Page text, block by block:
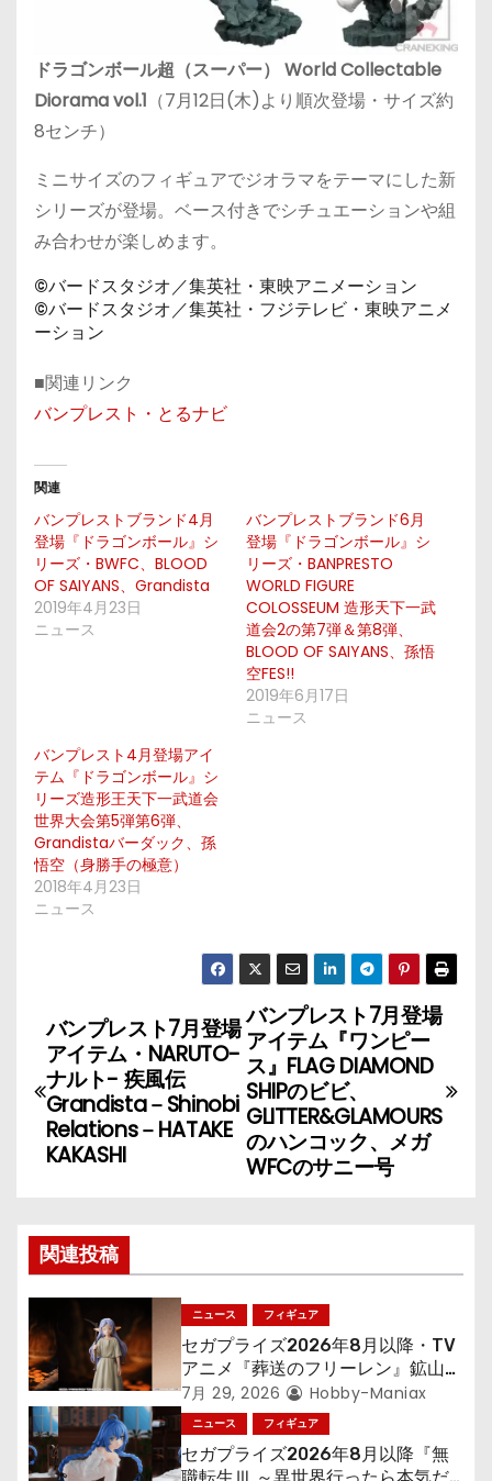
ドラゴンボール超（スーパー） World Collectable
Diorama vol.1 （7月12日(木)より順次登場・サイズ約
8センチ）
ミニサイズのフィギュアでジオラマをテーマにした新
シリーズが登場。ベース付きでシチュエーションや組
み合わせが楽しめます。
©バードスタジオ／集英社・東映アニメーション
©バードスタジオ／集英社・フジテレビ・東映アニメ
ーション
■関連リンク
バンプレスト・とるナビ
関連
バンプレストブランド4月
登場『ドラゴンボール』シ
リーズ・BWFC、BLOOD
OF SAIYANS、Grandista
2019年4月23日
ニュース
バンプレストブランド6月
登場『ドラゴンボール』シ
リーズ・BANPRESTO
WORLD FIGURE
COLOSSEUM 造形天下一武
道会2の第7弾＆第8弾、
BLOOD OF SAIYANS、孫悟
空FES!!
2019年6月17日
ニュース
バンプレスト4月登場アイ
テム『ドラゴンボール』シ
リーズ造形王天下一武道会
世界大会第5弾第6弾、
Grandistaバーダック、孫
悟空（身勝手の極意）
2018年4月23日
ニュース
投
稿
ナ
ビ
ー
シ
ョ
ン
バンプレスト7月登場
アイテム『ワンピー
ス』FLAG DIAMOND
SHIPのビビ、
GLITTER&GLAMOURS
のハンコック、メガ
WFCのサニー号
バンプレスト7月登場
アイテム・NARUTO-
ナルト- 疾風伝
Grandista－Shinobi
Relations－HATAKE
KAKASHI
関連投稿
ニュース フィギュア
セガプライズ2026年8月以降・TV
アニメ『葬送のフリーレン』鉱山で
300年働くことになっっちゃった
「フリーレン」を立体化！
7月 29, 2026 Hobby-Maniax
ニュース フィギュア
セガプライズ2026年8月以降『無